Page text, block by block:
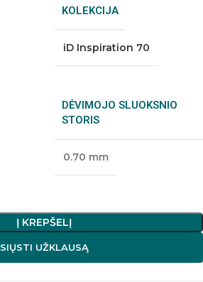
KOLEKCIJA
iD Inspiration 70
DĖVIMOJO SLUOKSNIO
STORIS
0.70 mm
Į KREPŠELĮ
SIŲSTI UŽKLAUSĄ